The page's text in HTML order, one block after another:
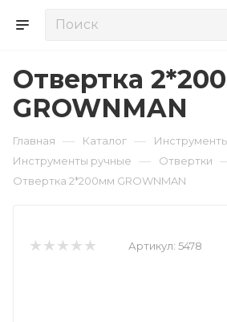
Отвертка
GROWNMAN
Главная — Каталог —
Инструменты ручные — Отвертки
Отвертка 2*200мм GROWNMAN
Артикул: 5478